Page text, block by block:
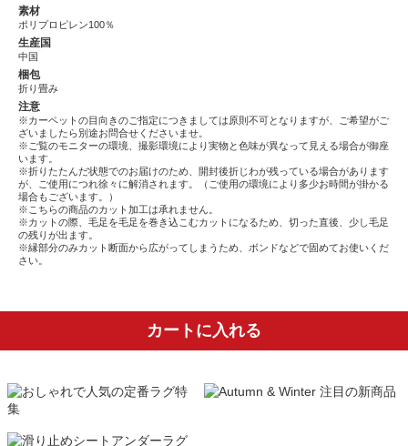
素材
ポリプロピレン100％
生産国
中国
梱包
折り畳み
注意
※カーペットの目向きのご指定につきましては原則不可となりますが、ご希望がご
ざいましたら別途お問合せくださいませ。
※ご覧のモニターの環境、撮影環境により実物と色味が異なって見える場合が御座
います。
※折りたたんだ状態でのお届けのため、開封後折じわが残っている場合があります
が、ご使用につれ徐々に解消されます。（ご使用の環境により多少お時間が掛かる
場合もございます。）
※こちらの商品のカット加工は承れません。
※カットの際、毛足を毛足を巻き込こむカットになるため、切った直後、少し毛足
の残りが出ます。
※縁部分のみカット断面から広がってしまうため、ボンドなどで固めてお使いくだ
さい。
カートに入れる